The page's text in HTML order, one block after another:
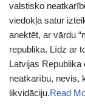
valstisko
viedokļa satur
anektēt, ar vārdu
republika. Līdz ar
Latvijas
neatkarību, nevis,
likvidāciju.Read